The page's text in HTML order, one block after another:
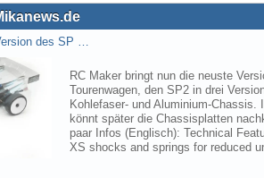
des SP …
RC Maker bringt nun die neuste
Tourenwagen, den SP2 in drei
Kohlefaser- und Aluminium-Chassis.
könnt später die Chassisplatten
paar Infos (Englisch): Technical
XS shocks and springs for reduced